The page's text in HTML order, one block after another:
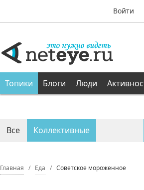
Войти
Топики Блоги Люди
Все Коллективные
Главная Еда Советское мороженное